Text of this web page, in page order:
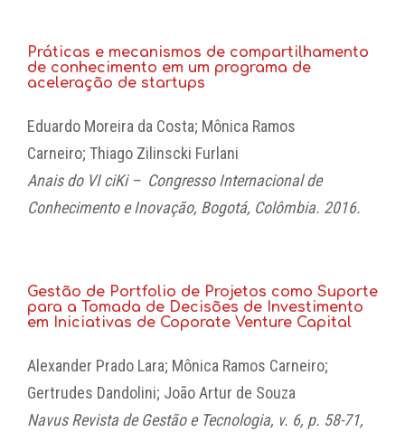
Práticas e mecanismos de compartilhamento
de conhecimento em um programa de
aceleração de startups
Eduardo Moreira da Costa; Mônica Ramos
Carneiro; Thiago Zilinscki Furlani
Anais do VI ciKi – Congresso Internacional de
Conhecimento e Inovação, Bogotá, Colômbia. 2016.
Gestão de Portfolio de Projetos como Suporte
para a Tomada de Decisões de Investimento
em Iniciativas de Coporate Venture Capital
Alexander Prado Lara; Mônica Ramos Carneiro;
Gertrudes Dandolini; João Artur de Souza
Navus Revista de Gestão e Tecnologia, v. 6, p. 58-71,